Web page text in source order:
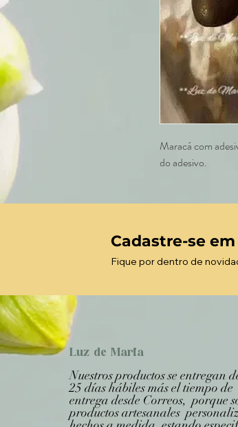
Maracá com
do adesivo.
Cadastre-se
Fique por dentro de
Luz de Maria
Nuestros productos se entregan
25 días hábiles más el tiempo de
entrega desde Correos, porque
productos artesanales